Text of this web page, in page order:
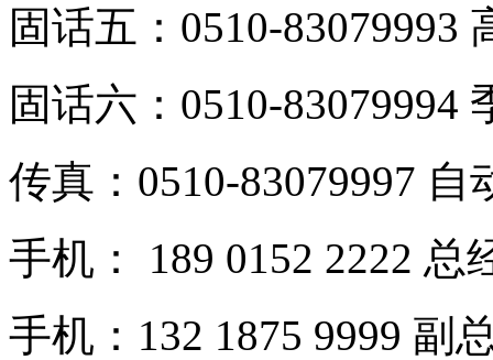
固话五：0510-83079993
固话六：0510-83079994
传真：0510-83079997 自
手机： 189 0152 2222 总
手机：132 1875 9999 副